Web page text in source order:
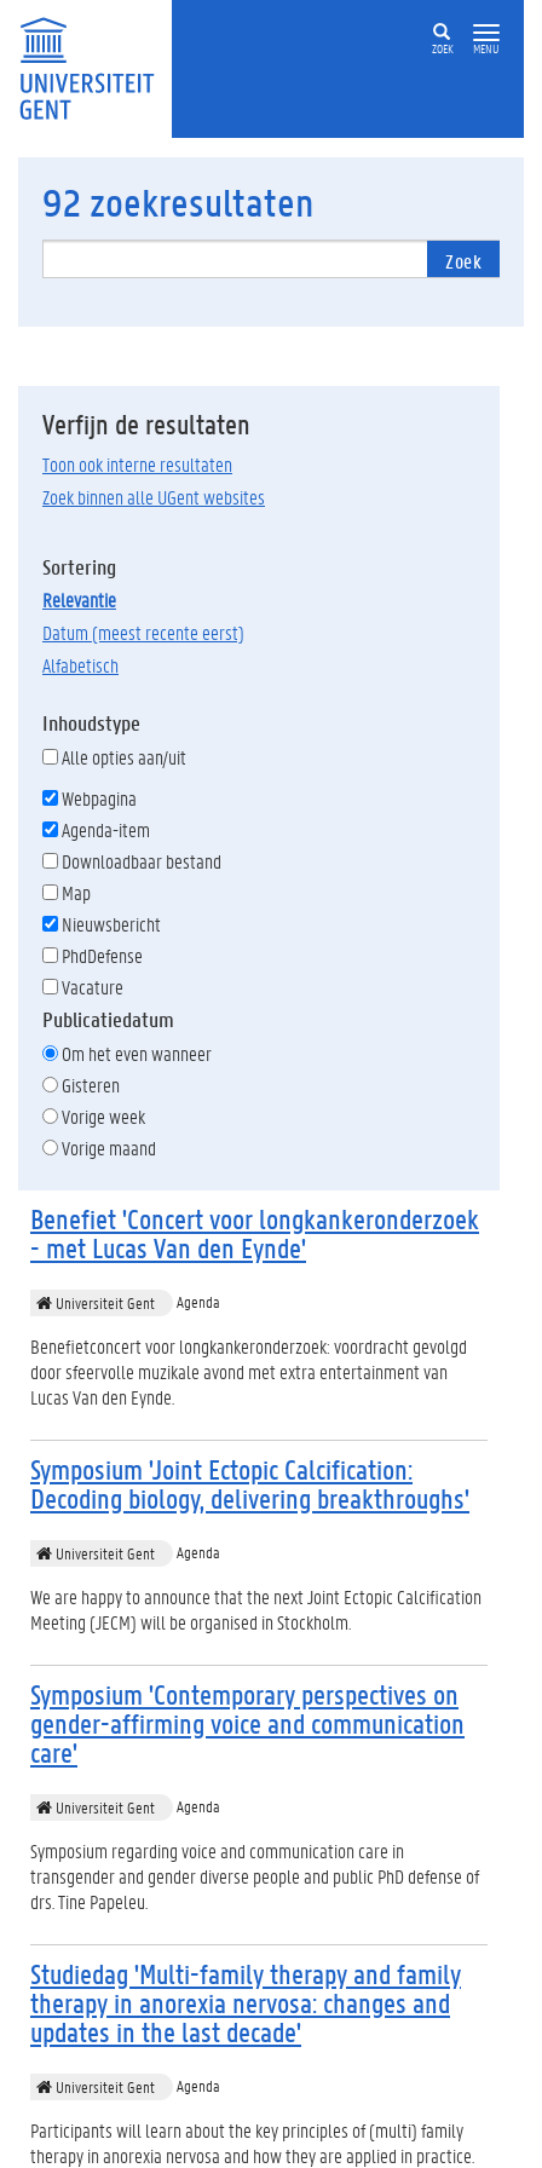
ZOEK MENU
92 zoekresultaten
Zoek
Verfijn de resultaten
Toon ook interne resultaten
Zoek binnen alle UGent websites
Sortering
relevantie
datum (meest recente eerst)
alfabetisch
Inhoudstype
Alle opties aan/uit
Webpagina
Agenda-item
Downloadbaar bestand
Map
Nieuwsbericht
PhdDefense
Vacature
Publicatiedatum
Om het even wanneer
Gisteren
Vorige week
Vorige maand
Benefiet 'Concert voor longkankeronderzoek
- met Lucas Van den Eynde'
Universiteit Gent Agenda
Benefietconcert voor longkankeronderzoek: voordracht gevolgd
door sfeervolle muzikale avond met extra entertainment van
Lucas Van den Eynde.
Symposium 'Joint Ectopic Calcification:
Decoding biology, delivering breakthroughs'
Universiteit Gent Agenda
We are happy to announce that the next Joint Ectopic Calcification
Meeting (JECM) will be organised in Stockholm.
Symposium 'Contemporary perspectives on
gender-affirming voice and communication
care'
Universiteit Gent Agenda
Symposium regarding voice and communication care in
transgender and gender diverse people and public PhD defense of
drs. Tine Papeleu.
Studiedag 'Multi-family therapy and family
therapy in anorexia nervosa: changes and
updates in the last decade'
Universiteit Gent Agenda
Participants will learn about the key principles of (multi) family
therapy in anorexia nervosa and how they are applied in practice.